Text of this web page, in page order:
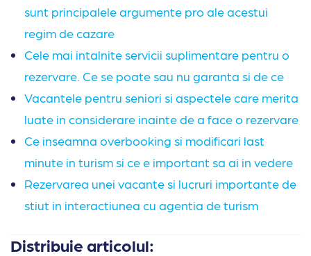
sunt principalele argumente pro ale acestui
regim de cazare
Cele mai intalnite servicii suplimentare pentru o
rezervare. Ce se poate sau nu garanta si de ce
Vacantele pentru seniori si aspectele care merita
luate in considerare inainte de a face o rezervare
Ce inseamna overbooking si modificari last
minute in turism si ce e important sa ai in vedere
Rezervarea unei vacante si lucruri importante de
stiut in interactiunea cu agentia de turism
Distribuie articolul: